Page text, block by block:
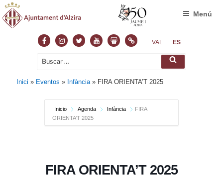
FacebookInstagram
TwitterYoutubeSlideshare
NormasVAL ES
Buscar
Buscar
Menú
Inici » Eventos » Infància » FIRA ORIENTA’T 2025
Inicio Agenda Infància
FIRA
ORIENTA’T 2025
FIRA ORIENTA’T 2025